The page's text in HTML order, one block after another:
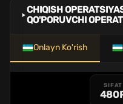
CHIQISH
QO'PORUVCHI
Onlayn Ko'rish
SIFAT